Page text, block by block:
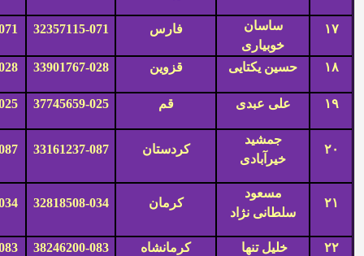
۱۷
ساسان
خوبیاری
فارس 32357115-071
۱۸ حسین یکتایی قزوین 33901767-028
۱۹ علی عبدی قم 37745659-025
۲۰
جمشید
خیرآبادی
کردستان 33161237-087
۲۱
مسعود
سلطانی نژاد
کرمان 32818508-034
۲۲ خلیل تنها کرمانشاه 38246200-083